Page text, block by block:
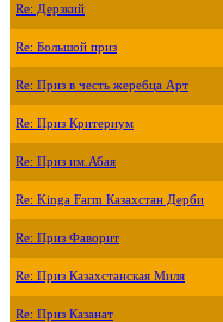
Re: Дерзкий
Re: Большой приз
Re: Приз в честь жеребца Арт
Re: Приз Критериум
Re: Приз им.Абая
Re: Kinga Farm Казахстан Дерби
Re: Приз Фаворит
Re: Приз Казахстанская Миля
Re: Приз Казанат